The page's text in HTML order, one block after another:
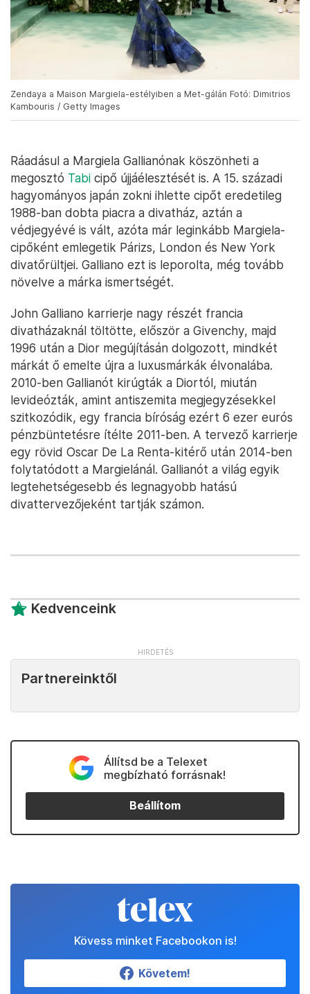
Zendaya a Maison Margiela-estélyiben a Met-gálán Fotó: Dimitrios
Kambouris / Getty Images
Ráadásul a Margiela Gallianónak köszönheti a
megosztó Tabi cipő újjáélesztését is. A 15. századi
hagyományos japán zokni ihlette cipőt eredetileg
1988-ban dobta piacra a divatház, aztán a
védjegyévé is vált, azóta már leginkább Margiela-
cipőként emlegetik Párizs, London és New York
divatőrültjei. Galliano ezt is leporolta, még tovább
növelve a márka ismertségét.
John Galliano karrierje nagy részét francia
divatházaknál töltötte, először a Givenchy, majd
1996 után a Dior megújításán dolgozott, mindkét
márkát ő emelte újra a luxusmárkák élvonalába.
2010-ben Gallianót kirúgták a Diortól, miután
levideózták, amint antiszemita megjegyzésekkel
szitkozódik, egy francia bíróság ezért 6 ezer eurós
pénzbüntetésre ítélte 2011-ben. A tervező karrierje
egy rövid Oscar De La Renta-kitérő után 2014-ben
folytatódott a Margielánál. Gallianót a világ egyik
legtehetségesebb és legnagyobb hatású
divattervezőjeként tartják számon.
Kedvenceink
Partnereinktől
Állítsd be a Telexet
megbízható forrásnak!
Beállítom
Kövess minket Facebookon is!
Követem!